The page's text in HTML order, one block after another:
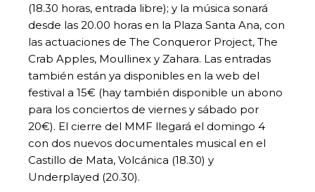
(18.30 horas, entrada libre); y la música sonará
desde las 20.00 horas en la Plaza Santa Ana, con
las actuaciones de The Conqueror Project, The
Crab Apples, Moullinex y Zahara. Las entradas
también están ya disponibles en la web del
festival a 15€ (hay también disponible un abono
para los conciertos de viernes y sábado por
20€). El cierre del MMF llegará el domingo 4
con dos nuevos documentales musical en el
Castillo de Mata, Volcánica (18.30) y
Underplayed (20.30).